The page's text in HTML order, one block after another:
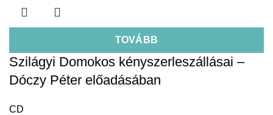
TOVÁBB
Szilágyi Domokos kényszerleszállásai –
Dóczy Péter előadásában
CD